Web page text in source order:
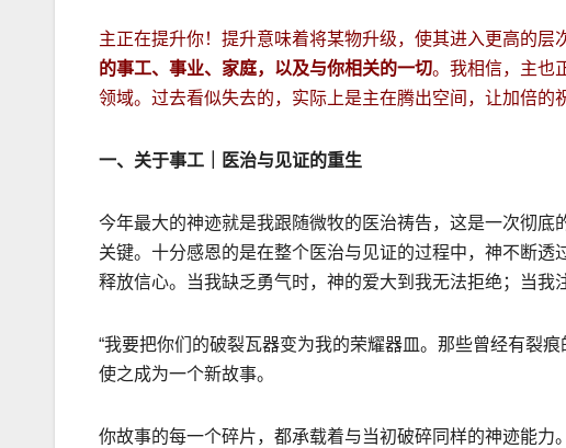
主正在提升你！提升意味着将某物升级，使其进入更高的层
的事工、事业、家庭，以及与你相关的一切。我相信，主也
领域。过去看似失去的，实际上是主在腾出空间，让加倍的
一、关于事工｜医治与见证的重生
今年最大的神迹就是我跟随微牧的医治祷告，这是一次彻
关键。十分感恩的是在整个医治与见证的过程中，神不断
释放信心。当我缺乏勇气时，神的爱大到我无法拒绝；当我
“我要把你们的破裂瓦器变为我的荣耀器皿。那些曾经有裂
使之成为一个新故事。
你故事的每一个碎片，都承载着与当初破碎同样的神迹能